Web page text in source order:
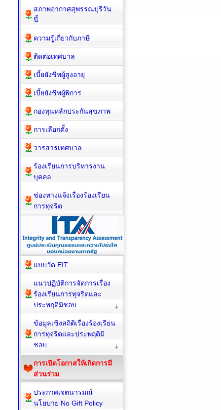
สภาพอากาศสุพรรณบุรีวัน
นี้
ความรู้เกี่ยวกับภาษี
ติดต่อเทศบาล
เบี้ยยังชีพผู้สูงอายุ
เบี้ยยังชีพผู้พิการ
กองทุนหลักประกันสุขภาพ
การเลือกตั้ง
วารสารเทศบาล
ร้องเรียนการบริหารงาน
บุคคล
ช่องทางแจ้งเรื่องร้องเรียน
การทุจริต
แบบวัด EIT
แนวปฏิบัติการจัดการเรื่อง
ร้องเรียนการทุจริตและ
ประพฤติมิชอบ
ข้อมูลเชิงสถิติเรื่องร้องเรียน
การทุจริตและประพฤติมิ
ชอบ
การเปิดโอกาสให้เกิดการมี
ส่วนร่วม
ประกาศเจตนารมณ์
นโยบาย No Gift Policy